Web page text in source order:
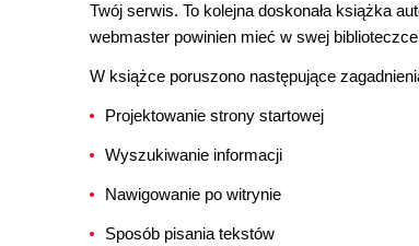
Twój serwis. To kolejna doskonała książka
webmaster powinien mieć w swej
W książce poruszono następujące
Projektowanie strony startowej
Wyszukiwanie informacji
Nawigowanie po witrynie
Sposób pisania tekstów